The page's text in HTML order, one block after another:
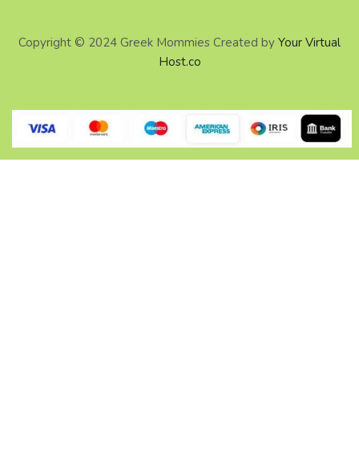
Copyright © 2024 Greek Mommies Created by Your Virtual
Host.co